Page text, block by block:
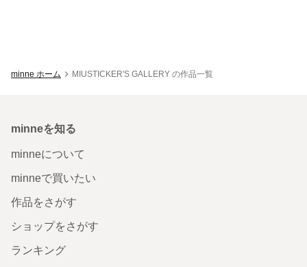
minne ホーム MIUSTICKER'S GALLERY の作品一覧
minneを知る
minneについて
minneで買いたい
作品をさがす
ショップをさがす
ランキング